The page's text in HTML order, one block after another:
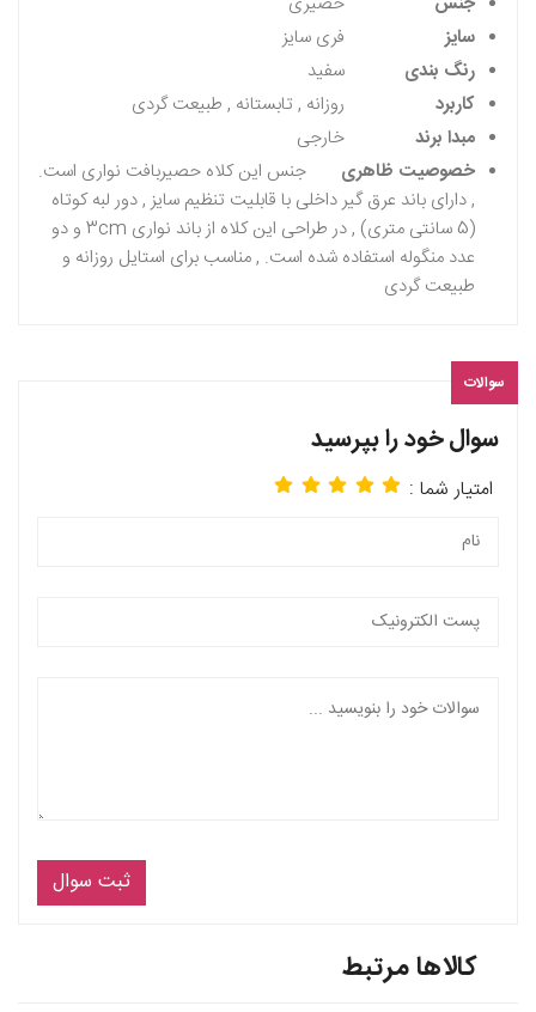
سایز
فری سایز
رنگ بندی
سفید
کاربرد
روزانه , تابستانه , طبیعت گردی
مبدا برند
خارجی
خصوصیت ظاهری
جنس این کلاه حصیربافت نواری است.
, دارای باند عرق گیر داخلی با قابلیت تنظیم سایز , دور لبه کوتاه
(5 سانتی متری) , در طراحی این کلاه از باند نواری 3cm و دو
عدد منگوله استفاده شده است. , مناسب برای استایل روزانه و
طبیعت گردی
سوالات
سوال خود را بپرسید
امتیار شما :
ثبت سوال
کالاها مرتبط